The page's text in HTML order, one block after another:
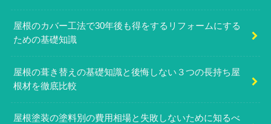
屋根のカバー工法で30年後も得をするリフォームにする
ための基礎知識
屋根の葺き替えの基礎知識と後悔しない３つの長持ち屋
根材を徹底比較
屋根塗装の塗料別の費用相場と失敗しないために知るべ